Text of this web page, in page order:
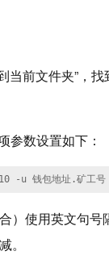
前文件夹”，找
参数设置如下：
-u 钱包地址.矿工
）使用英文句号
。